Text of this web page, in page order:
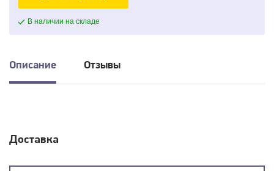
В наличии на складе
Описание Отзывы
Доставка